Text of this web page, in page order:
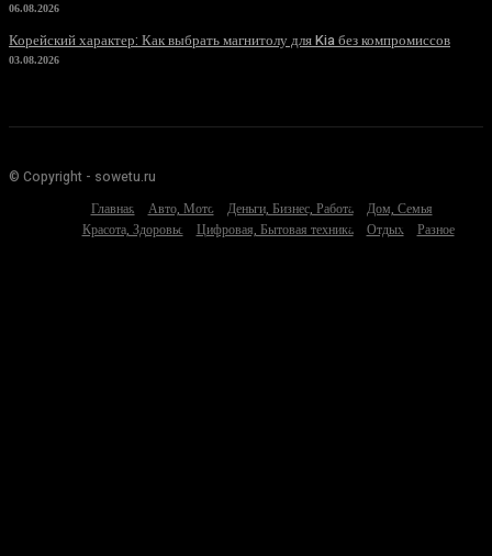
06.08.2026
Корейский характер: Как выбрать магнитолу для Kia без компромиссов
03.08.2026
© Copyright - sowetu.ru
Главная
Авто, Мото Деньги, Бизнес, Работа
Дом, Семья
Красота, Здоровье
Цифровая, Бытовая техника Отдых Разное